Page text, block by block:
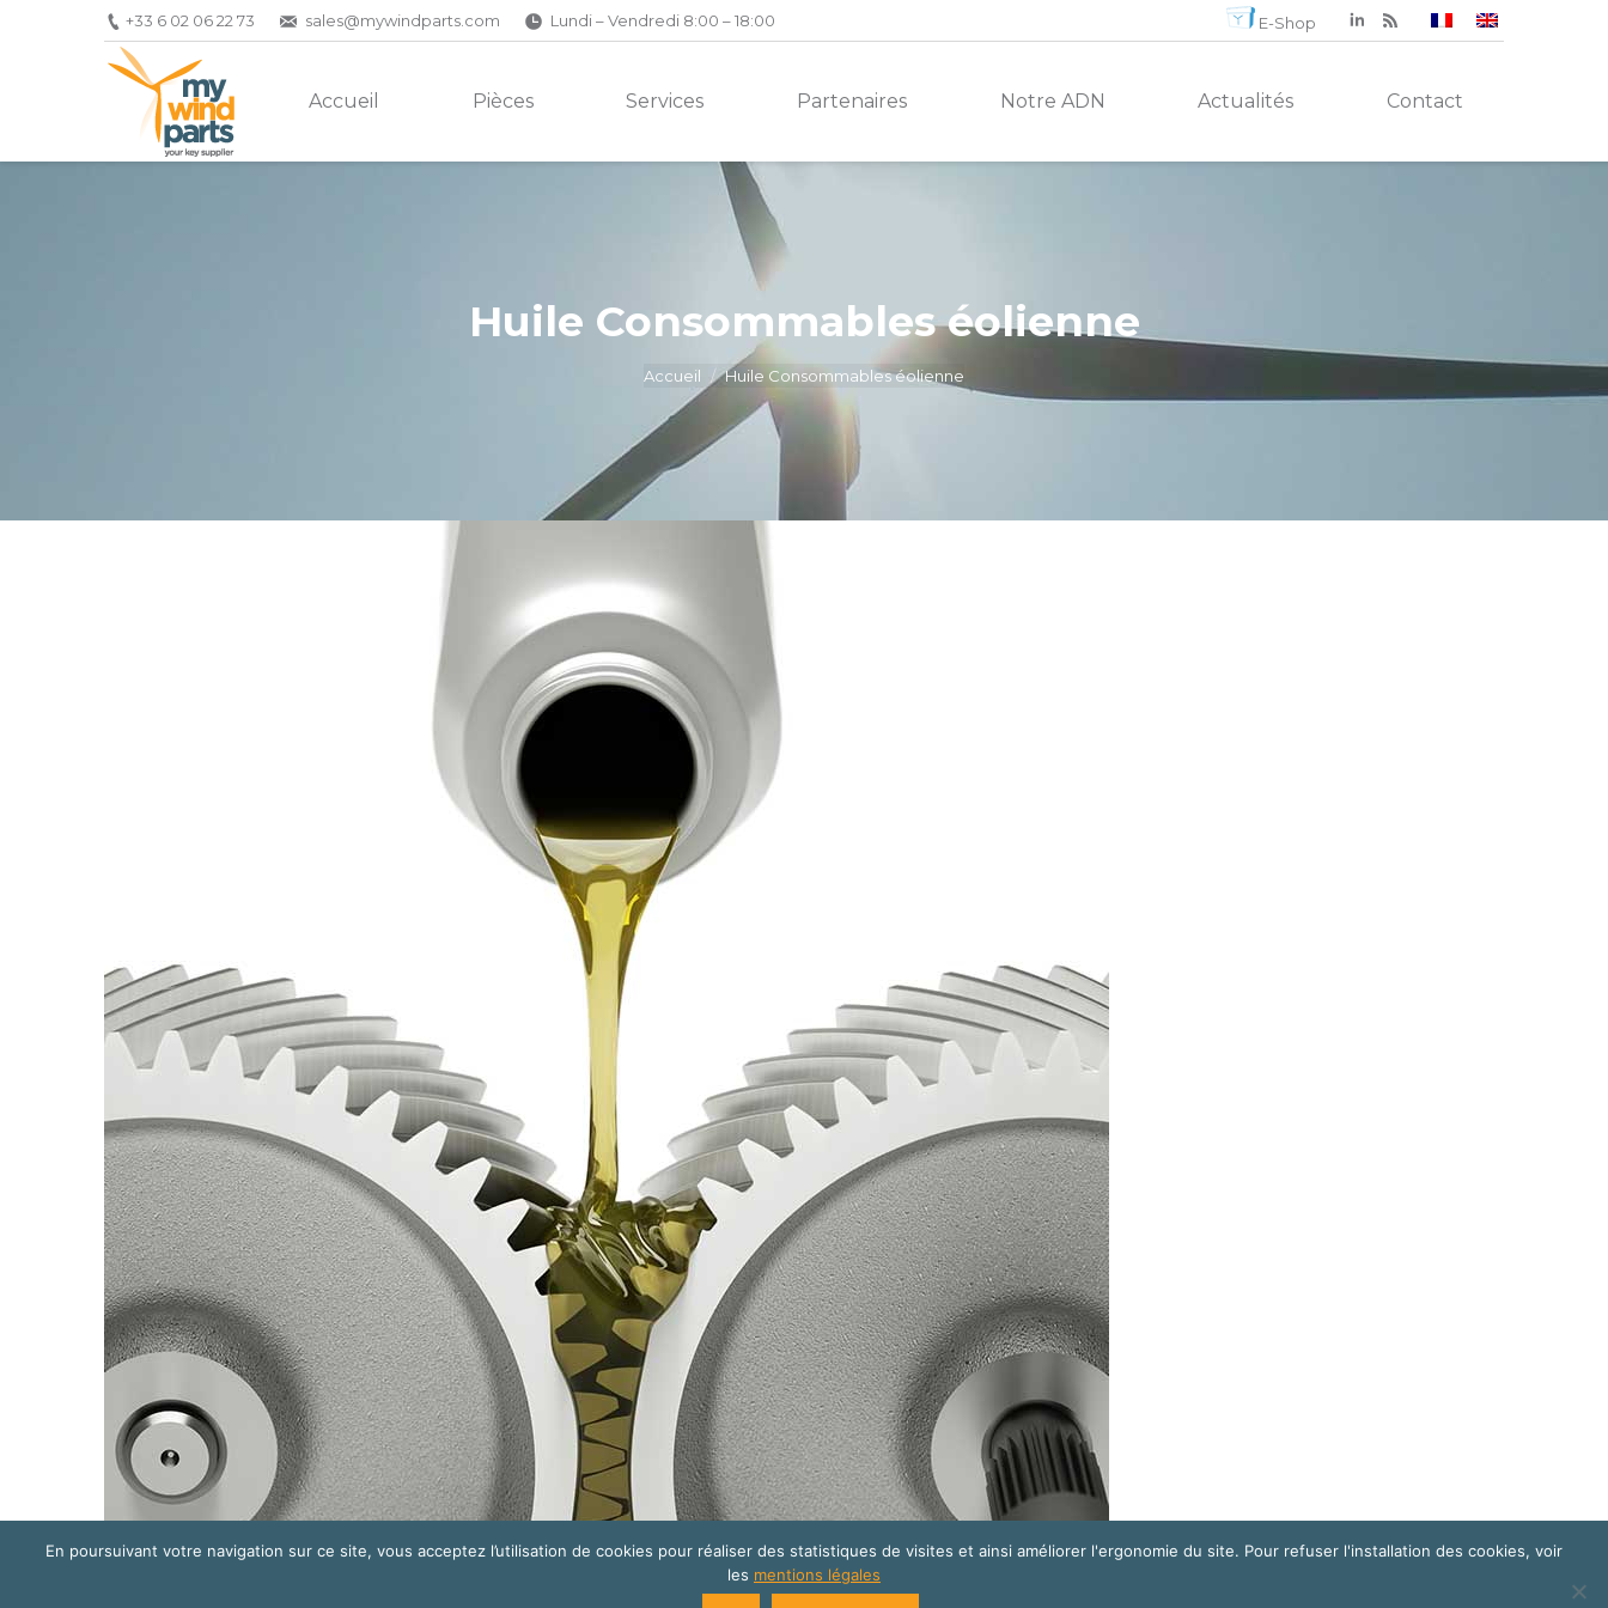
+33 6 02 06 22 73 sales@mywindparts.com Lundi – Vendredi 8:00 – 18:00 E-Shop
Accueil Pièces Services Partenaires Notre ADN Actualités Contact
Huile Consommables éolienne
Accueil Huile Consommables éolienne
site internet créé parCats Eye Design | Agence web Aveyron Londres
En poursuivant votre navigation sur ce site, vous acceptez l’utilisation de cookies pour réaliser des statistiques de visites et ainsi améliorer l'ergonomie du site. Pour refuser l'installation des cookies, voir
les mentions légales